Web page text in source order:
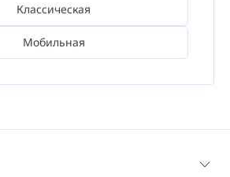
Классическая
Мобильная